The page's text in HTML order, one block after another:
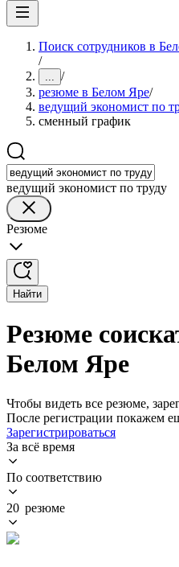
Поиск сотрудников в
/
... /
резюме в Белом Яре/
ведущий экономист по
сменный график
ведущий экономист по труду
Резюме
Найти
Резюме
Белом Яре
Чтобы видеть все резюме,
После регистрации покажем
Зарегистрироваться
За всё время
По соответствию
20 резюме